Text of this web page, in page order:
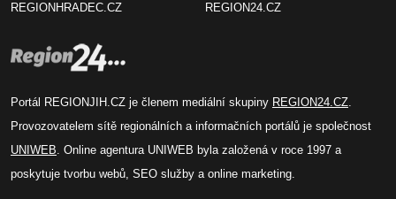
REGIONHRADEC.CZ REGION24.CZ
Portál REGIONJIH.CZ je členem mediální skupiny REGION24.CZ.
Provozovatelem sítě regionálních a informačních portálů je společnost
UNIWEB. Online agentura UNIWEB byla založená v roce 1997 a
poskytuje tvorbu webů, SEO služby a online marketing.